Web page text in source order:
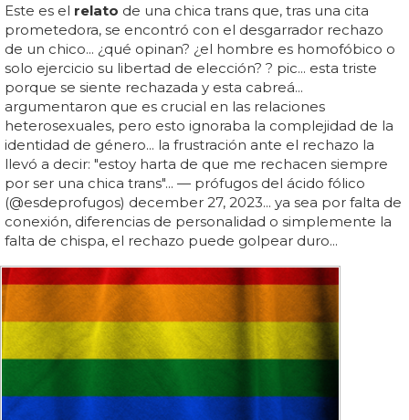
Este es el relato de una chica trans que, tras una cita
prometedora, se encontró con el desgarrador rechazo
de un chico... ¿qué opinan? ¿el hombre es homofóbico o
solo ejercicio su libertad de elección? ? pic... esta triste
porque se siente rechazada y esta cabreá...
argumentaron que es crucial en las relaciones
heterosexuales, pero esto ignoraba la complejidad de la
identidad de género... la frustración ante el rechazo la
llevó a decir: "estoy harta de que me rechacen siempre
por ser una chica trans"... — prófugos del ácido fólico
(@esdeprofugos) december 27, 2023... ya sea por falta de
conexión, diferencias de personalidad o simplemente la
falta de chispa, el rechazo puede golpear duro...